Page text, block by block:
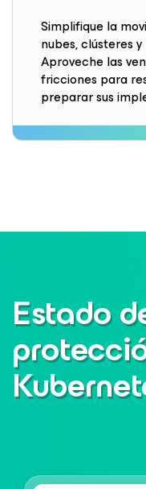
Simplifique la
nubes, clústeres
Aproveche las
fricciones para
preparar sus
Estado